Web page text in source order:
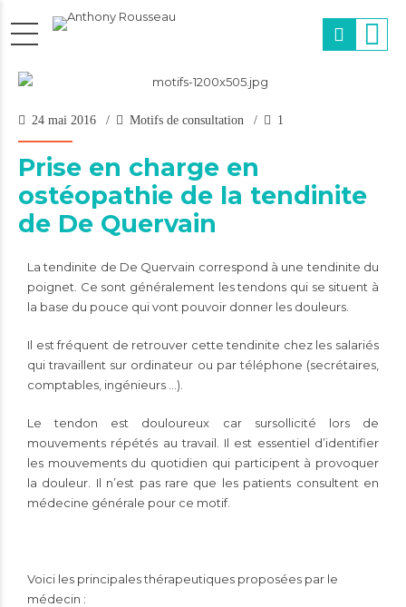
24 mai 2016 Motifs de consultation 1
Prise en charge en
ostéopathie de la tendinite
de De Quervain
La tendinite de De Quervain correspond à une tendinite du
poignet. Ce sont généralement les tendons qui se situent à
la base du pouce qui vont pouvoir donner les douleurs.
Il est fréquent de retrouver cette tendinite chez les salariés
qui travaillent sur ordinateur ou par téléphone (secrétaires,
comptables, ingénieurs …).
Le tendon est douloureux car sursollicité lors de
mouvements répétés au travail. Il est essentiel d’identifier
les mouvements du quotidien qui participent à provoquer
la douleur. Il n’est pas rare que les patients consultent en
médecine générale pour ce motif.
Voici les principales thérapeutiques proposées par le
médecin :